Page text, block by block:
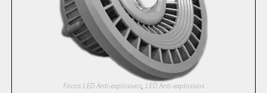
Focos LED Anti-explosivos, LED Anti-explosivos